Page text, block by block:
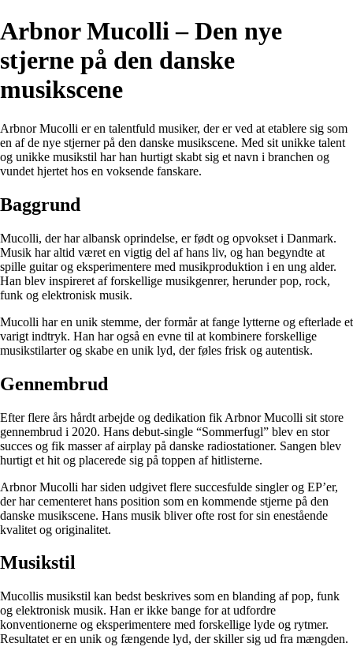
Arbnor Mucolli – Den nye
stjerne på den danske
musikscene
Arbnor Mucolli er en talentfuld musiker, der er ved at etablere sig som
en af de nye stjerner på den danske musikscene. Med sit unikke talent
og unikke musikstil har han hurtigt skabt sig et navn i branchen og
vundet hjertet hos en voksende fanskare.
Baggrund
Mucolli, der har albansk oprindelse, er født og opvokset i Danmark.
Musik har altid været en vigtig del af hans liv, og han begyndte at
spille guitar og eksperimentere med musikproduktion i en ung alder.
Han blev inspireret af forskellige musikgenrer, herunder pop, rock,
funk og elektronisk musik.
Mucolli har en unik stemme, der formår at fange lytterne og efterlade et
varigt indtryk. Han har også en evne til at kombinere forskellige
musikstilarter og skabe en unik lyd, der føles frisk og autentisk.
Gennembrud
Efter flere års hårdt arbejde og dedikation fik Arbnor Mucolli sit store
gennembrud i 2020. Hans debut-single “Sommerfugl” blev en stor
succes og fik masser af airplay på danske radiostationer. Sangen blev
hurtigt et hit og placerede sig på toppen af hitlisterne.
Arbnor Mucolli har siden udgivet flere succesfulde singler og EP’er,
der har cementeret hans position som en kommende stjerne på den
danske musikscene. Hans musik bliver ofte rost for sin enestående
kvalitet og originalitet.
Musikstil
Mucollis musikstil kan bedst beskrives som en blanding af pop, funk
og elektronisk musik. Han er ikke bange for at udfordre
konventionerne og eksperimentere med forskellige lyde og rytmer.
Resultatet er en unik og fængende lyd, der skiller sig ud fra mængden.